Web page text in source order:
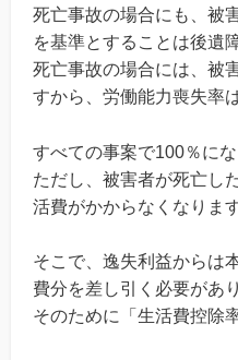
死亡事故の場合にも、被
を基準とすることは後遺
死亡事故の場合には、被
すから、労働能力喪失率
すべての事案で100％にな
ただし、被害者が死亡し
活費がかからなくなります
そこで、逸失利益からは
費分を差し引く必要があ
そのために「生活費控除